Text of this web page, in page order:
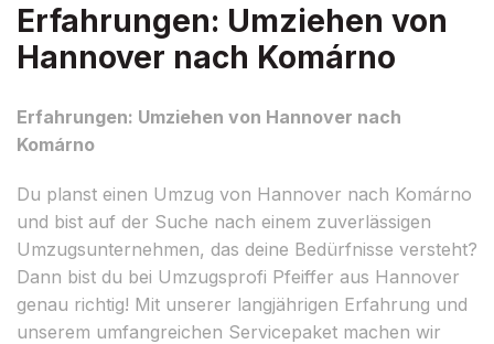
Erfahrungen: Umziehen von
Hannover nach Komárno
Erfahrungen: Umziehen von Hannover nach
Komárno
Du planst einen Umzug von Hannover nach Komárno
und bist auf der Suche nach einem zuverlässigen
Umzugsunternehmen, das deine Bedürfnisse versteht?
Dann bist du bei Umzugsprofi Pfeiffer aus Hannover
genau richtig! Mit unserer langjährigen Erfahrung und
unserem umfangreichen Servicepaket machen wir